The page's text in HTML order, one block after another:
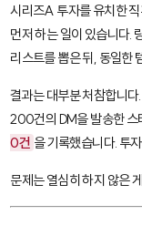
시리즈A 투자를 유치한
먼저 하는 일이 있습니다.
리스트를 뽑은 뒤, 동일한
결과는 대부분 처참합니
200건의 DM을 발송한 스
0건 을 기록했습니다. 투
문제는 열심히 하지 않은